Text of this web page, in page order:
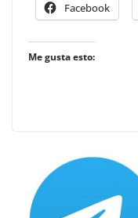
Facebook
Me gusta esto: